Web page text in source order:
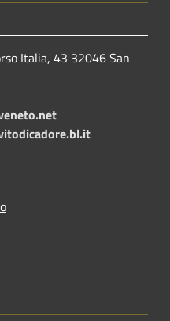
Italia, 43 32046 San